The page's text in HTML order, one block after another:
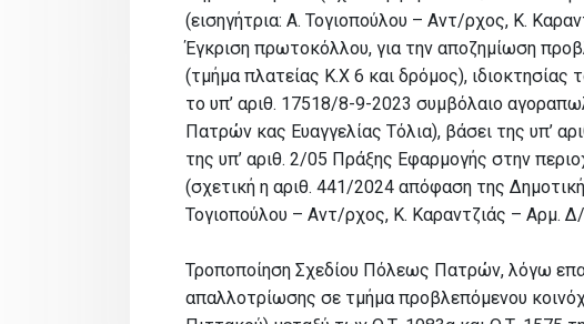
(εισηγήτρια: Α. Τογιοπούλου – Αντ/ρχος, Κ.
Έγκριση πρωτοκόλλου, για την αποζημίωση
(τμήμα πλατείας Κ.Χ 6 και δρόμος),
το υπ’ αριθ. 17518/8-9-2023 συμβόλαιο
Πατρών κας Ευαγγελίας Τόλια), βάσει της υπ’
της υπ’ αριθ. 2/05 Πράξης Εφαρμογής στην
(σχετική η αριθ. 441/2024 απόφαση της
Τογιοπούλου – Αντ/ρχος, Κ. Καραντζιάς – Αρμ.
Τροποποίηση Σχεδίου Πόλεως Πατρών, λόγω
απαλλοτρίωσης σε τμήμα προβλεπόμενου